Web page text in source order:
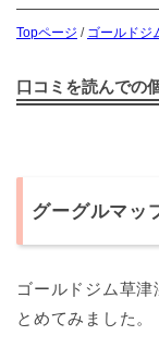
Topページ / ゴールドジ
口コミを読んでの
グーグルマッ
ゴールドジム草
とめてみました。